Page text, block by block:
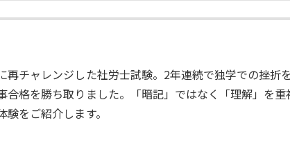
再チャレンジした社労士試験。2年連続で独学での挫折
合格を勝ち取りました。「暗記」ではなく「理解」を
験をご紹介します。